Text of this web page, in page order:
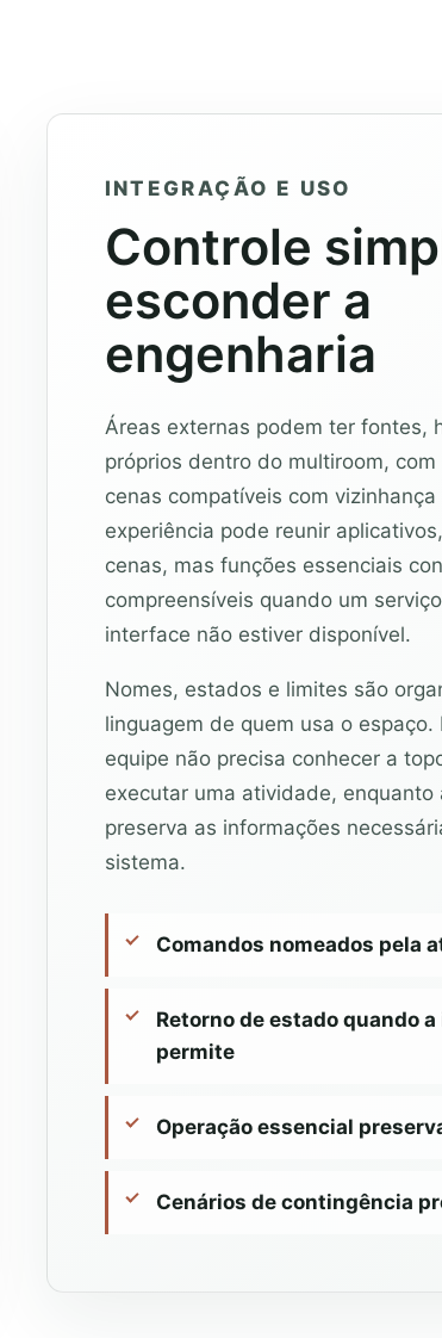
INTEGRAÇÃO E USO
Controle
esconder a
engenharia
Áreas externas podem ter fontes,
próprios dentro do multiroom,
cenas compatíveis com
experiência pode reunir
cenas, mas funções essenciais
compreensíveis quando um
interface não estiver disponível.
Nomes, estados e limites são
linguagem de quem usa o
equipe não precisa conhecer a
executar uma atividade, enquanto
preserva as informações
sistema.
Comandos nomeados pela
Retorno de estado quando
permite
Operação essencial
Cenários de contingência